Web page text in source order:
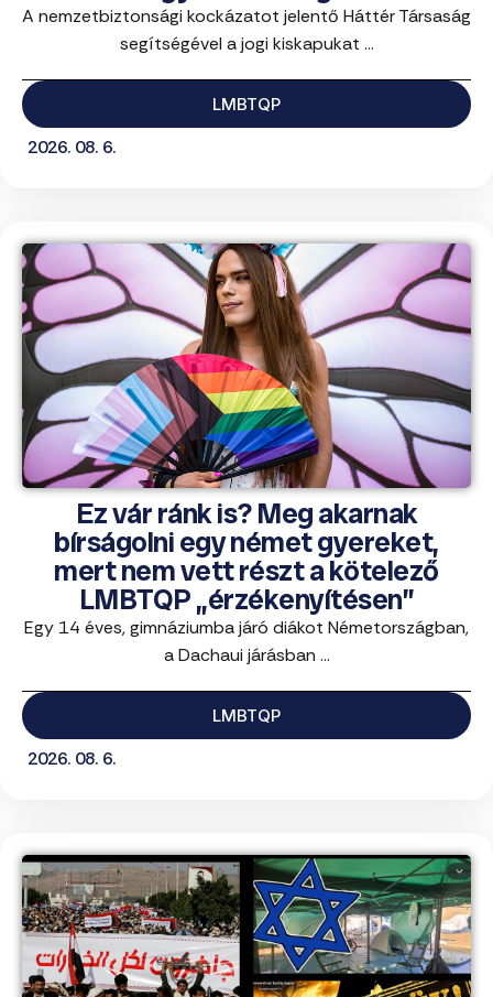
A nemzetbiztonsági kockázatot jelentő Háttér Társaság
segítségével a jogi kiskapukat ...
LMBTQP
2026. 08. 6.
Ez vár ránk is? Meg akarnak
bírságolni egy német gyereket,
mert nem vett részt a kötelező
LMBTQP „érzékenyítésen”
Egy 14 éves, gimnáziumba járó diákot Németországban,
a Dachaui járásban ...
LMBTQP
2026. 08. 6.